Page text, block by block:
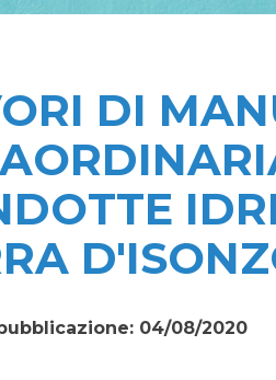
DI
04/08/2020